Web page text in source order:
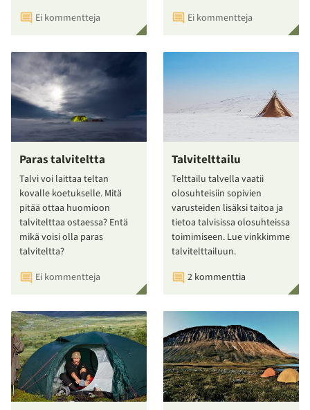
Ei kommentteja
Ei kommentteja
Paras talviteltta
Talvi voi laittaa teltan
kovalle koetukselle. Mitä
pitää ottaa huomioon
talvitelttaa ostaessa? Entä
mikä voisi olla paras
talviteltta?
Ei kommentteja
Talvitelttailu
Telttailu talvella vaatii
olosuhteisiin sopivien
varusteiden lisäksi taitoa ja
tietoa talvisissa olosuhteissa
toimimiseen. Lue vinkkimme
talvitelttailuun.
2 kommenttia